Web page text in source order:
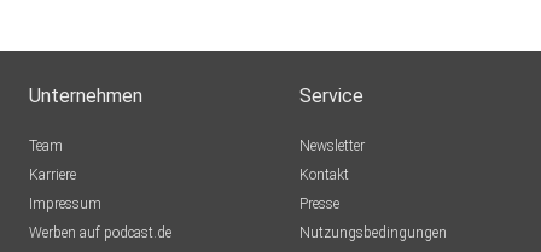
Unternehmen
Team
Karriere
Impressum
Werben auf podcast.de
Service
Newsletter
Kontakt
Presse
Nutzungsbedingungen